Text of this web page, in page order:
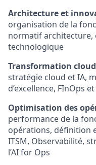
Architecture et
organisation de la
normatif architecture,
technologique
Transformation
stratégie cloud et IA,
d’excellence, FInOps
Optimisation des
performance de la
opérations, définition
ITSM, Observabilité,
l’AI for Ops